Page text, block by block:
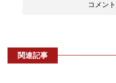
関連記事